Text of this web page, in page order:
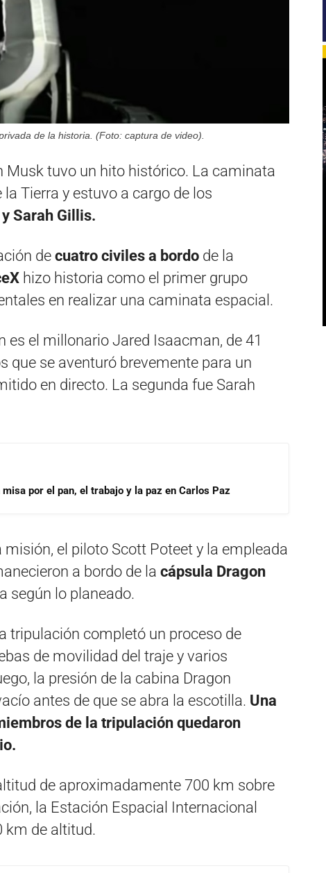
de la historia. (Foto: captura de video).
Musk tuvo un hito histórico. La caminata
Tierra y estuvo a cargo de los
Sarah Gillis.
de cuatro civiles a bordo de la
hizo historia como el primer grupo
en realizar una caminata espacial.
es el millonario Jared Isaacman, de 41
que se aventuró brevemente para un
en directo. La segunda fue Sarah
misa por el pan, el trabajo y la paz en Carlos Paz
el piloto Scott Poteet y la empleada
a bordo de la cápsula Dragon
según lo planeado.
tripulación completó un proceso de
de movilidad del traje y varios
la presión de la cabina Dragon
antes de que se abra la escotilla. Una
de la tripulación quedaron
de aproximadamente 700 km sobre
la Estación Espacial Internacional
km de altitud.